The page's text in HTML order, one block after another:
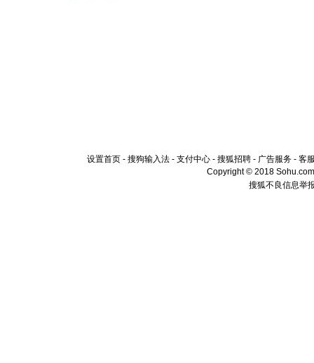
设置首页 - 搜狗输入法 - 支付中心 - 搜狐招聘 - 广告服务 - 客
Copyright © 2018
搜狐不良信息举